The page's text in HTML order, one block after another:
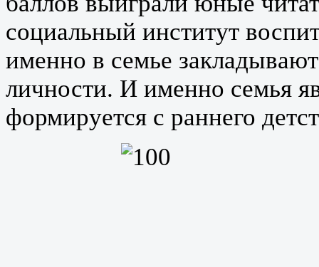
социальный институт
именно в семье
личности. И именно семья
формируется с раннего